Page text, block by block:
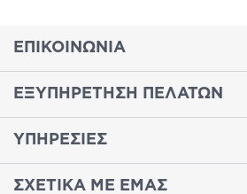
ΕΠΙΚΟΙΝΩΝΙΑ
ΕΞΥΠΗΡΕΤΗΣΗ ΠΕΛΑΤΩΝ
ΥΠΗΡΕΣΙΕΣ
ΣΧΕΤΙΚΑ ΜΕ ΕΜΑΣ